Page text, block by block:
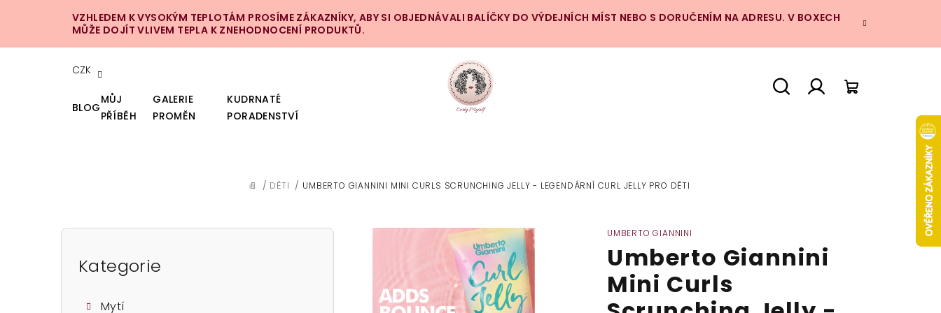
VZHLEDEM K VYSOKÝM TEPLOTÁM PROSÍME ZÁKAZNÍKY, ABY SI OBJEDNÁVALI BALÍČKY DO VÝDEJNÍCH MÍST NEBO S DORUČENÍM NA ADRESU. V BOXECH
MŮŽE DOJÍT VLIVEM TEPLA K ZNEHODNOCENÍ PRODUKTŮ.
CZK
BLOG
MŮJ
PŘÍBĚH
GALERIE
PROMĚN
KUDRNATÉ
PORADENSTVÍ
DOMŮ
/ DĚTI / UMBERTO GIANNINI MINI CURLS SCRUNCHING JELLY - LEGENDÁRNÍ CURL JELLY PRO DĚTI
P
Přeskočit
kategorie
Kategorie
Mytí
UMBERTO GIANNINI
Umberto Giannini
Mini Curls